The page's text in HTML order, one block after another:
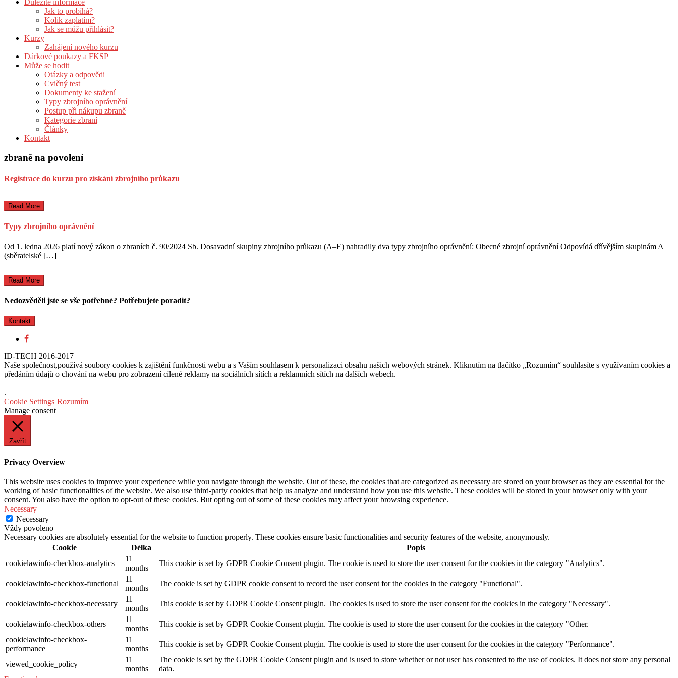
Důležité informace
Jak to probíhá?
Kolik zaplatím?
Jak se můžu přihlásit?
Kurzy
Zahájení nového kurzu
Dárkové poukazy a FKSP
Může se hodit
Otázky a odpovědi
Cvičný test
Dokumenty ke stažení
Typy zbrojního oprávnění
Postup při nákupu zbraně
Kategorie zbraní
Články
Kontakt
zbraně na povolení
Registrace do kurzu pro získání zbrojního průkazu
Read More
Typy zbrojního oprávnění
Od 1. ledna 2026 platí nový zákon o zbraních č. 90/2024 Sb. Dosavadní skupiny zbrojního průkazu (A–E) nahradily dva typy zbrojního oprávnění: Obecné zbrojní oprávnění Odpovídá dřívějším skupinám A
(sběratelské […]
Read More
Nedozvěděli jste se vše potřebné? Potřebujete poradit?
Kontakt
ID-TECH 2016-2017
Naše společnost,používá soubory cookies k zajištění funkčnosti webu a s Vaším souhlasem k personalizaci obsahu našich webových stránek. Kliknutím na tlačítko „Rozumím“ souhlasíte s využívaním cookies a
předáním údajů o chování na webu pro zobrazení cílené reklamy na sociálních sítích a reklamních sítích na dalších webech.
.
Cookie Settings Rozumím
Manage consent
Zavřít
Privacy Overview
This website uses cookies to improve your experience while you navigate through the website. Out of these, the cookies that are categorized as necessary are stored on your browser as they are essential for the
working of basic functionalities of the website. We also use third-party cookies that help us analyze and understand how you use this website. These cookies will be stored in your browser only with your
consent. You also have the option to opt-out of these cookies. But opting out of some of these cookies may affect your browsing experience.
Necessary
Necessary
Vždy povoleno
Necessary cookies are absolutely essential for the website to function properly. These cookies ensure basic functionalities and security features of the website, anonymously.
Cookie
Délka
Popis
cookielawinfo-checkbox-analytics
11
months
This cookie is set by GDPR Cookie Consent plugin. The cookie is used to store the user consent for the cookies in the category "Analytics".
cookielawinfo-checkbox-functional
11
months
The cookie is set by GDPR cookie consent to record the user consent for the cookies in the category "Functional".
cookielawinfo-checkbox-necessary
11
months
This cookie is set by GDPR Cookie Consent plugin. The cookies is used to store the user consent for the cookies in the category "Necessary".
cookielawinfo-checkbox-others
11
months
This cookie is set by GDPR Cookie Consent plugin. The cookie is used to store the user consent for the cookies in the category "Other.
cookielawinfo-checkbox-
performance
11
months
This cookie is set by GDPR Cookie Consent plugin. The cookie is used to store the user consent for the cookies in the category "Performance".
viewed_cookie_policy
11
months
The cookie is set by the GDPR Cookie Consent plugin and is used to store whether or not user has consented to the use of cookies. It does not store any personal
data.